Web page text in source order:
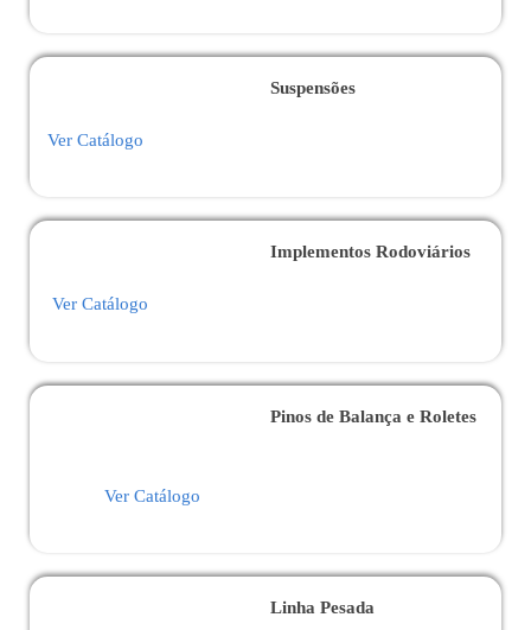
Suspensões
Ver Catálogo
Implementos Rodoviários
Ver Catálogo
Pinos de Balança e Roletes
Ver Catálogo
Linha Pesada